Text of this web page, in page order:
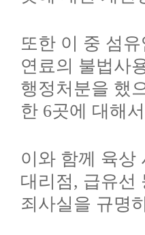
또한 이 중 섬
연료의 불법사
행정처분을 했
한 6곳에 대해
이와 함께 육상
대리점, 급유선
죄사실을 규명